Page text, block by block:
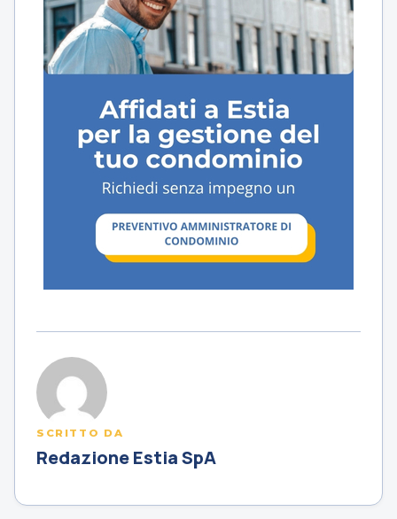
SCRITTO DA
Redazione Estia SpA